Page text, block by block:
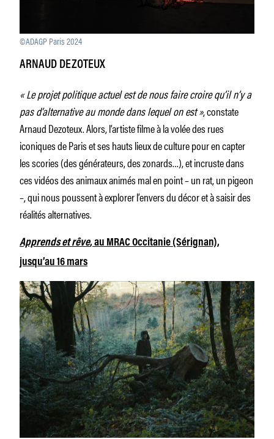
©ADAGP Paris 2024
ARNAUD DEZOTEUX
« Le projet politique actuel est de nous faire croire qu’il n’y a
pas d’alternative au monde dans lequel on est », constate
Arnaud Dezoteux. Alors, l’artiste filme à la volée des rues
iconiques de Paris et ses hauts lieux de culture pour en capter
les scories (des générateurs, des zonards…), et incruste dans
ces vidéos des animaux animés mal en point – un rat, un pigeon
–, qui nous poussent à explorer l’envers du décor et à saisir des
réalités alternatives.
Apprends et rêve, au MRAC Occitanie (Sérignan),
jusqu’au 16 mars